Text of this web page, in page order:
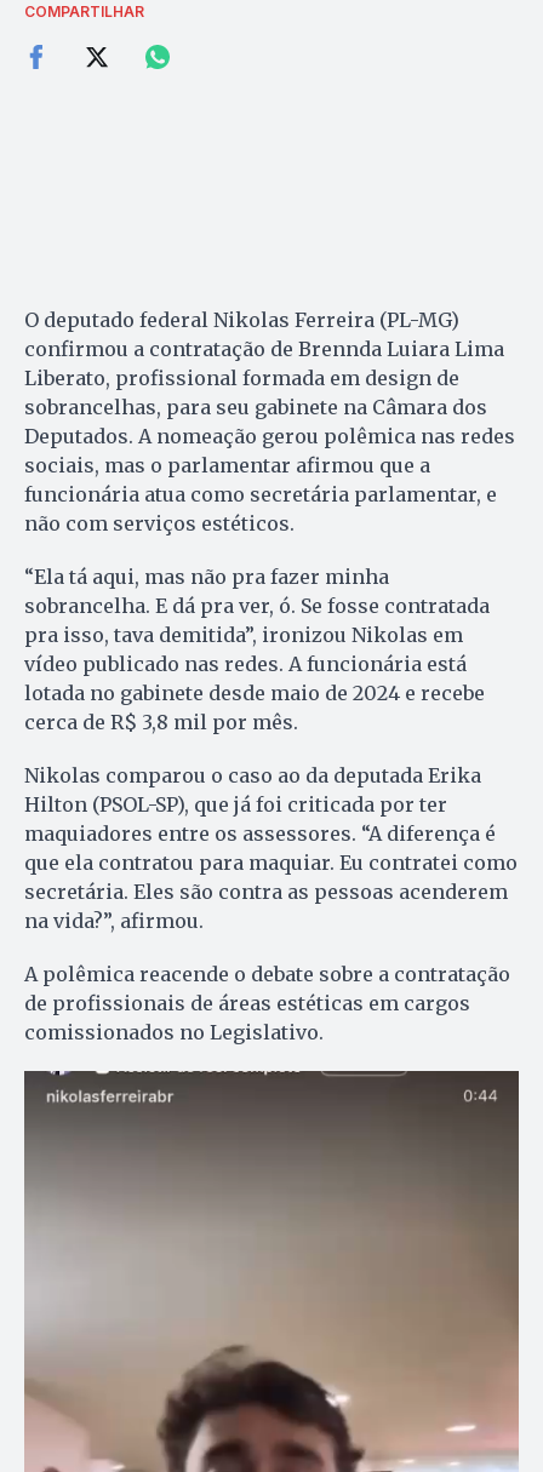
COMPARTILHAR
O deputado federal Nikolas Ferreira (PL-MG)
confirmou a contratação de Brennda Luiara Lima
Liberato, profissional formada em design de
sobrancelhas, para seu gabinete na Câmara dos
Deputados. A nomeação gerou polêmica nas redes
sociais, mas o parlamentar afirmou que a
funcionária atua como secretária parlamentar, e
não com serviços estéticos.
“Ela tá aqui, mas não pra fazer minha
sobrancelha. E dá pra ver, ó. Se fosse contratada
pra isso, tava demitida”, ironizou Nikolas em
vídeo publicado nas redes. A funcionária está
lotada no gabinete desde maio de 2024 e recebe
cerca de R$ 3,8 mil por mês.
Nikolas comparou o caso ao da deputada Erika
Hilton (PSOL-SP), que já foi criticada por ter
maquiadores entre os assessores. “A diferença é
que ela contratou para maquiar. Eu contratei como
secretária. Eles são contra as pessoas acenderem
na vida?”, afirmou.
A polêmica reacende o debate sobre a contratação
de profissionais de áreas estéticas em cargos
comissionados no Legislativo.